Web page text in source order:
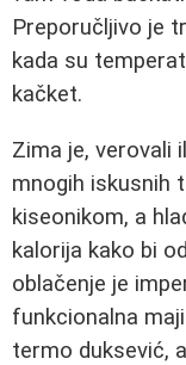
Preporučljivo je
kada su
kačket.
Zima je, verovali
mnogih iskusnih
kiseonikom, a
kalorija kako bi
oblačenje je
funkcionalna
termo duksević,